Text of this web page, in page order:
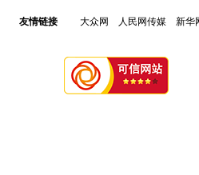
友情链接 大众网 人民网传媒 新华